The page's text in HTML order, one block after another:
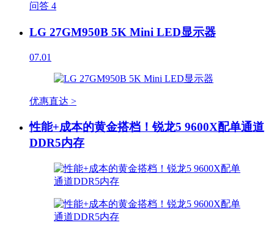
问答 4
LG 27GM950B 5K Mini LED显示器
07.01
优惠直达 >
性能+成本的黄金搭档！锐龙5 9600X配单通道
DDR5内存